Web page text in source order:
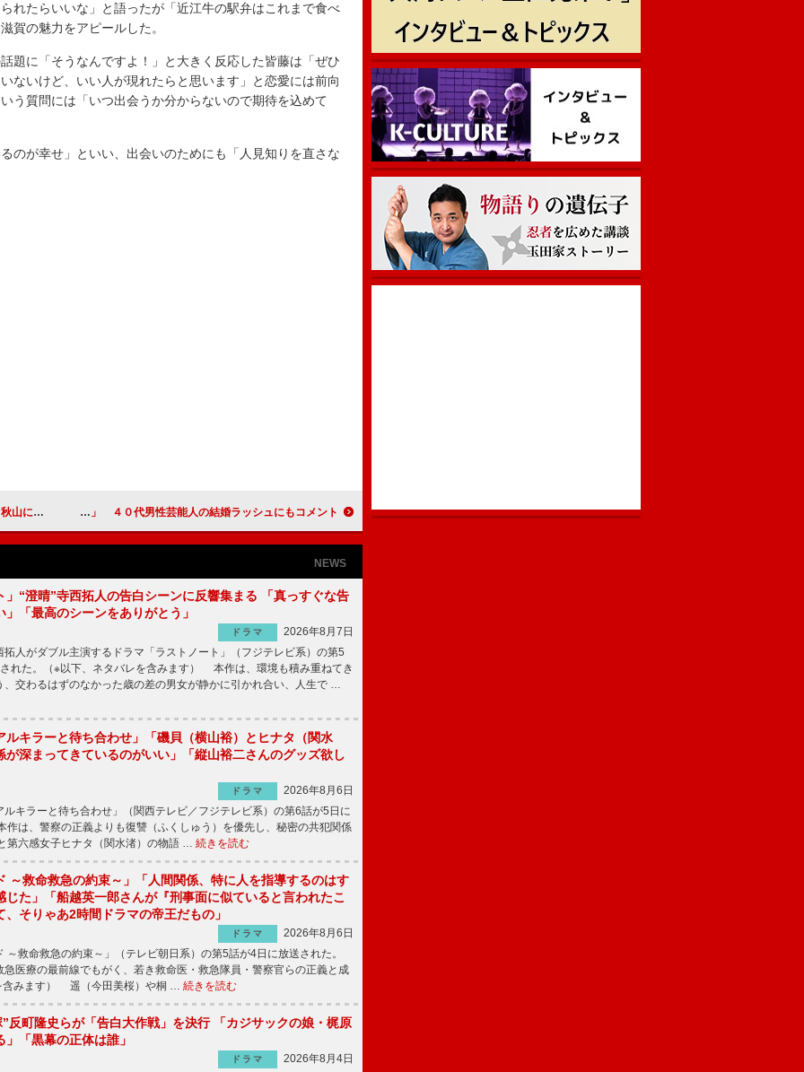
れたらいいな」と語ったが「近江牛の駅弁はこれまで食べ
賀の魅力をアピールした。
に「そうなんですよ！」と大きく反応した皆藤は「ぜひ
ないけど、いい人が現れたらと思います」と恋愛には前向
う質問には「いつ出会うか分からないので期待を込めて
が幸せ」といい、出会いのためにも「人見知りを直さな
れ苦笑い マツコ、愛之助＆紀香カップルは「ありがたい」 ４０代男性芸能人の結婚ラッシュにもコメント
NEWS
」“澄晴”寺西拓人の告白シーンに反響集まる 「真っすぐな告
」「最高のシーンをありがとう」
ドラマ
2026年8月7日
人がダブル主演するドラマ「ラストノート」（フジテレビ系）の第5
れた。（※以下、ネタバレを含みます） 本作は、環境も積み重ねてき
、交わるはずのなかった歳の差の男女が静かに引かれ合い、人生で …
ルキラーと待ち合わせ」「磯貝（横山裕）とヒナタ（関水
が深まってきているのがいい」「縦山裕二さんのグッズ欲し
ドラマ
2026年8月6日
キラーと待ち合わせ」（関西テレビ／フジテレビ系）の第6話が5日に
は、警察の正義よりも復讐（ふくしゅう）を優先し、秘密の共犯関係
第六感女子ヒナタ（関水渚）の物語 … 続きを読む
～救命救急の約束～」「人間関係、特に人を指導するのはす
じた」「船越英一郎さんが『刑事面に似ていると言われたこ
、そりゃあ2時間ドラマの帝王だもの」
ドラマ
2026年8月6日
救命救急の約束～」（テレビ朝日系）の第5話が4日に放送された。
医療の最前線でもがく、若き救命医・救急隊員・警察官らの正義と成
含みます） 遥（今田美桜）や桐 … 続きを読む
反町隆史らが「告白大作戦」を決行 「カジサックの娘・梶原
「黒幕の正体は誰」
ドラマ 2026年8月4日